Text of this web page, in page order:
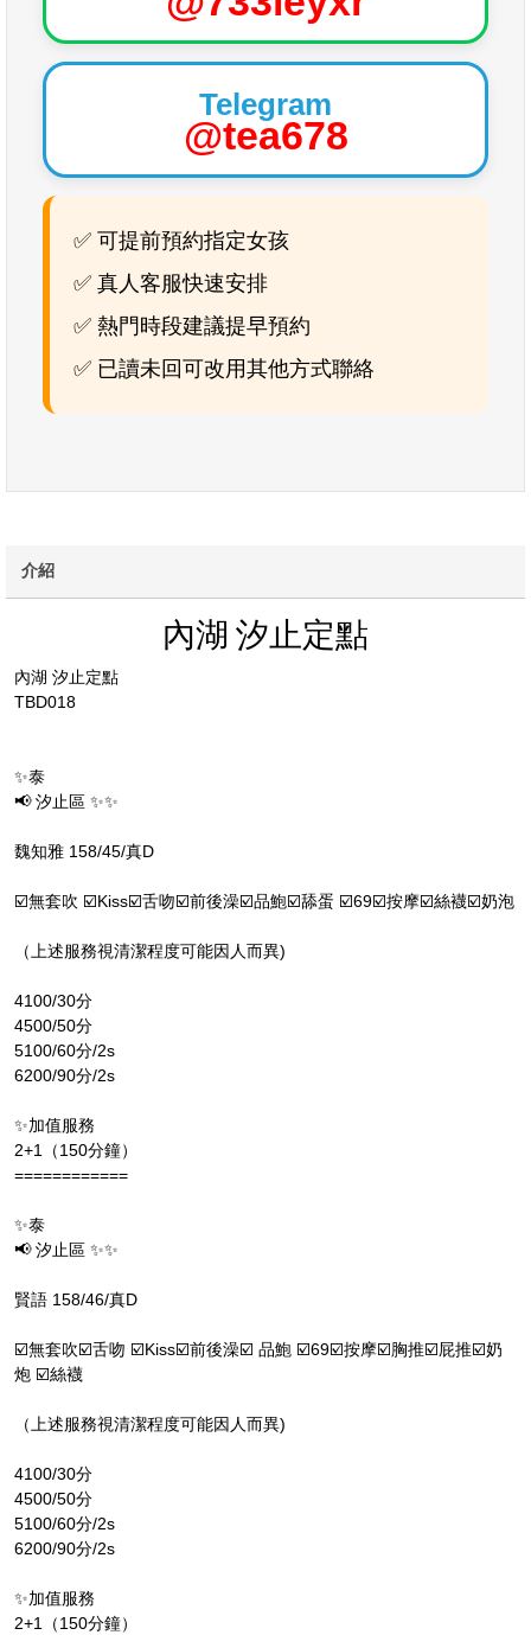
Telegram
@tea678
✅ 可提前預約指定女孩
✅ 真人客服快速安排
✅ 熱門時段建議提早預約
✅ 已讀未回可改用其他方式聯絡
介紹
內湖 汐止定點
內湖 汐止定點
TBD018
✨泰
📢 汐止區 ✨✨
魏知雅 158/45/真D
☑️無套吹 ☑️Kiss☑️舌吻☑️前後澡☑️品鮑☑️舔蛋 ☑️69☑️按摩☑️絲襪☑️奶泡
（上述服務視清潔程度可能因人而異)
4100/30分
4500/50分
5100/60分/2s
6200/90分/2s
✨加值服務
2+1（150分鐘）
============
✨泰
📢 汐止區 ✨✨
賢語 158/46/真D
☑️無套吹☑️舌吻 ☑️Kiss☑️前後澡☑️ 品鮑 ☑️69☑️按摩☑️胸推☑️屁推☑️奶
炮 ☑️絲襪
（上述服務視清潔程度可能因人而異)
4100/30分
4500/50分
5100/60分/2s
6200/90分/2s
✨加值服務
2+1（150分鐘）